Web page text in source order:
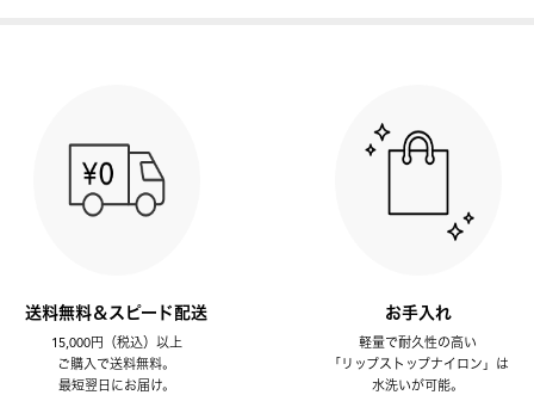
送料無料＆スピード配送
15,000円（税込）以上
ご購入で送料無料。
最短翌日にお届け。
お手入れ
軽量で耐久性の高い
「リップストップナイロン」は
水洗いが可能。